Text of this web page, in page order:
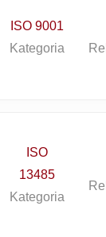
ISO 9001
Kategoria
ISO
13485
Kategoria